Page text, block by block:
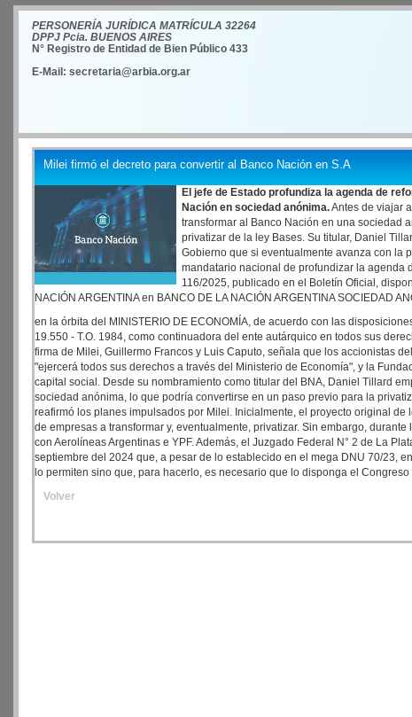
PERSONERÍA JURÍDICA MATRÍCULA 32264
DPPJ Pcia. BUENOS AIRES
N° Registro de Entidad de Bien Público 433
E-Mail: secretaria@arbia.org.ar
Milei firmó el decreto para convertir al Banco Nación en S.A
El jefe de Estado profundiza la agenda de
Nación en sociedad anónima.Antes de viajar
transformar al Banco Nación en una sociedad
privatizar de la ley Bases. Su titular, Daniel
Gobierno que si eventualmente avanza con la
mandatario nacional de profundizar la agenda
116/2025, publicado en el Boletín Oficial,
NACIÓN ARGENTINA en BANCO DE LA NACIÓN ARGENTINA SOCIEDAD
en la órbita del MINISTERIO DE ECONOMÍA, de acuerdo con las
19.550 - T.O. 1984, como continuadora del ente autárquico en todos sus
firma de Milei, Guillermo Francos y Luis Caputo, señala que los accionistas
"ejercerá todos sus derechos a través del Ministerio de Economía", y la
capital social. Desde su nombramiento como titular del BNA, Daniel Tillard
sociedad anónima, lo que podría convertirse en un paso previo para la
reafirmó los planes impulsados por Milei. Inicialmente, el proyecto original
de empresas a transformar y, eventualmente, privatizar. Sin embargo,
con Aerolíneas Argentinas e YPF. Además, el Juzgado Federal N° 2 de La
septiembre del 2024 que, a pesar de lo establecido en el mega DNU 70/23,
lo permiten sino que, para hacerlo, es necesario que lo disponga el
Volver